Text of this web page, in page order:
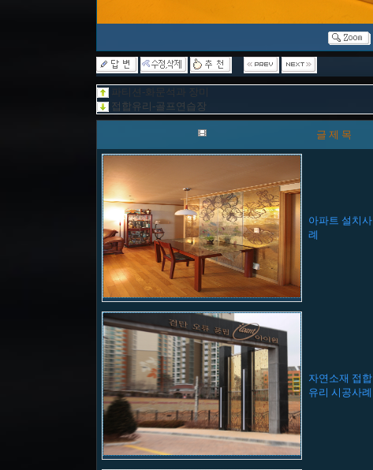
파티션-화문석과 장미
접합유리-골프연습장
글 제 목
아파트 설치사
례
자연소재 접합
유리 시공사례